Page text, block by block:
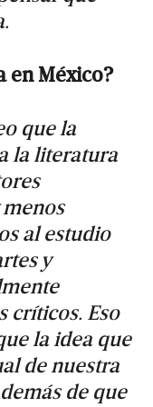
en México?
que la
la literatura
al estudio
y
críticos. Eso
la idea que
de nuestra
de que